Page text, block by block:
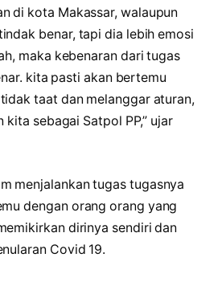
di kota Makassar, walaupun
benar, tapi dia lebih emosi
maka kebenaran dari tugas
kita pasti akan bertemu
taat dan melanggar aturan,
sebagai Satpol PP,” ujar
menjalankan tugas tugasnya
dengan orang orang yang
dirinya sendiri dan
Covid 19.